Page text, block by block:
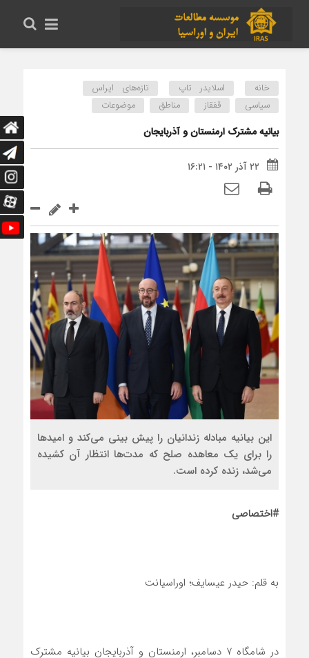
خانه اسلایدر تاپ
تازه‌های ایراس
سیاسی
قفقاز مناطق موضوعات
بیانیه مشترک ارمنستان و آذربایجان
۲۲ آذر ۱۴۰۲ - ۱۶:۲۱
این بیانیه مبادله زندانیان را پیش بینی می‌کند و امیدها
را برای یک معاهده صلح که مدت‌ها انتظار آن کشیده
می‌شد، زنده کرده است.
#اختصاصی
به قلم: حیدر عیسایف؛ اوراسیانت
در شامگاه ۷ دسامبر، ارمنستان و آذربایجان بیانیه مشترک